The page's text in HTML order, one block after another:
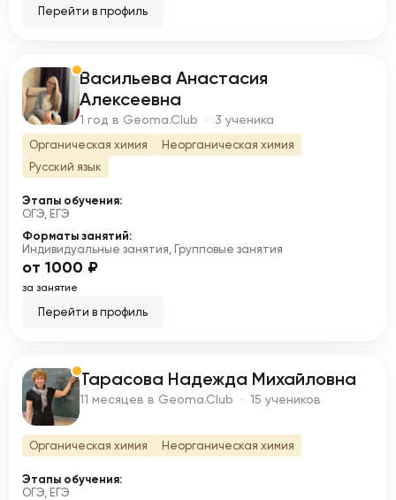
Перейти в профиль
В
Васильева Анастасия
Алексеевна
1 год в Geoma.Club · 3 ученика
Органическая химия
Неорганическая химия
Русский язык
Этапы обучения:
ОГЭ, ЕГЭ
Форматы занятий:
Индивидуальные занятия, Групповые занятия
от 1000 ₽
за занятие
Перейти в профиль
Т Тарасова Надежда Михайловна
11 месяцев в Geoma.Club · 15 учеников
Органическая химия Неорганическая химия
Этапы обучения:
ОГЭ, ЕГЭ